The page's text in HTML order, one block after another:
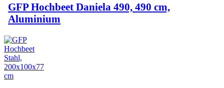
GFP Hochbeet Daniela 490, 490 cm,
Aluminium